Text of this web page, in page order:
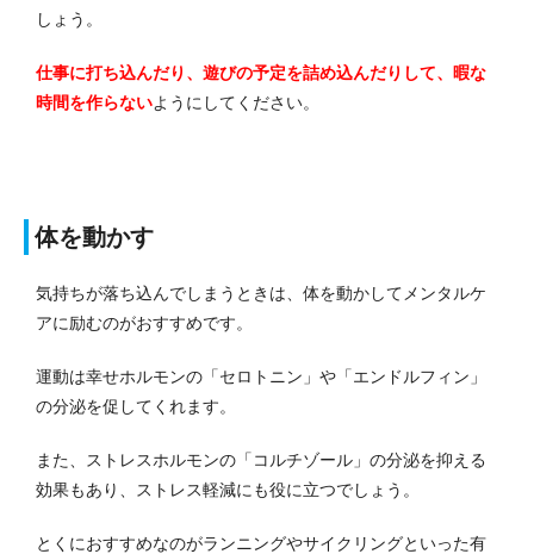
しょう。
仕事に打ち込んだり、遊びの予定を詰め込んだりして、暇な
時間を作らないようにしてください。
体を動かす
気持ちが落ち込んでしまうときは、体を動かしてメンタルケ
アに励むのがおすすめです。
運動は幸せホルモンの「セロトニン」や「エンドルフィン」
の分泌を促してくれます。
また、ストレスホルモンの「コルチゾール」の分泌を抑える
効果もあり、ストレス軽減にも役に立つでしょう。
とくにおすすめなのがランニングやサイクリングといった有